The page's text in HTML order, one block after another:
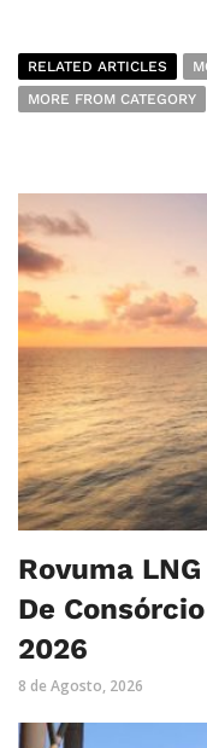
RELATED ARTICLES
MORE FROM CATEGORY
Rovuma
De
2026
8 de Agosto, 2026